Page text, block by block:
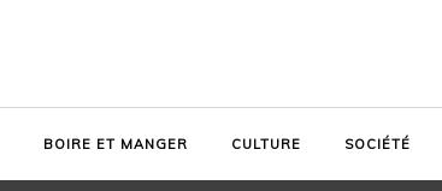
BOIRE ET MANGER CULTURE SOCIÉTÉ